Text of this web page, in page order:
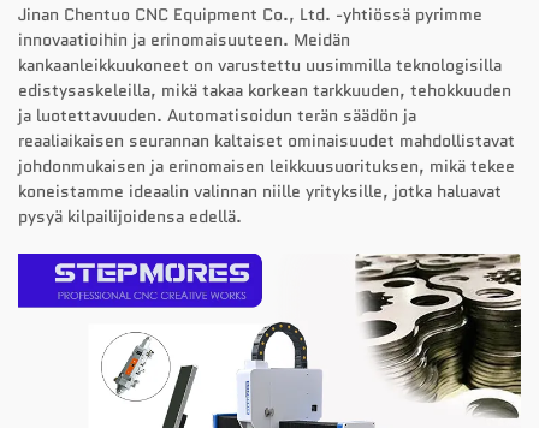
Jinan Chentuo CNC Equipment Co., Ltd. -yhtiössä pyrimme
innovaatioihin ja erinomaisuuteen. Meidän
kankaanleikkuukoneet on varustettu uusimmilla teknologisilla
edistysaskeleilla, mikä takaa korkean tarkkuuden, tehokkuuden
ja luotettavuuden. Automatisoidun terän säädön ja
reaaliaikaisen seurannan kaltaiset ominaisuudet mahdollistavat
johdonmukaisen ja erinomaisen leikkuusuorituksen, mikä tekee
koneistamme ideaalin valinnan niille yrityksille, jotka haluavat
pysyä kilpailijoidensa edellä.